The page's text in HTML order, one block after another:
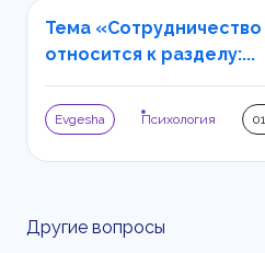
Тема
относится к разделу:...
Evgesha Психология
Другие вопросы